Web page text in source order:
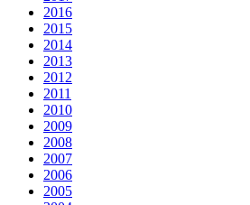
2016
2015
2014
2013
2012
2011
2010
2009
2008
2007
2006
2005